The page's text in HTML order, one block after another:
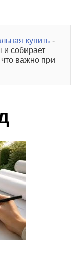
купить -
и собирает
важно при